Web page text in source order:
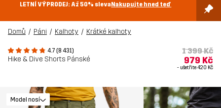
LETNÍ VÝPRODEJ: Až 50% slevaNakupujte hned teď
Domů Páni Kalhoty Krátké kalhoty
4.7 (8 431)
Hike & Dive Shorts Pánské
1 399 Kč
979 Kč
- ušetřite420 Kč
Model nosí